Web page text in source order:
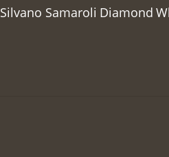
Silvano Samaroli Diamond